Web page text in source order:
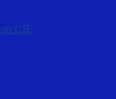
CIE